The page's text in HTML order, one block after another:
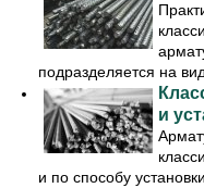
подразделяется на
и
и по способу